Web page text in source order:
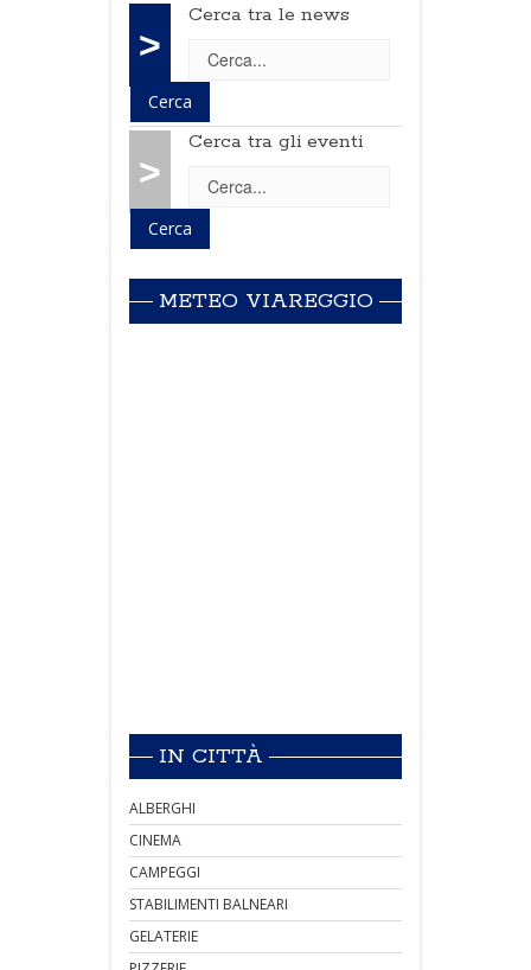
>
Cerca tra le news
>
Cerca tra gli eventi
METEO VIAREGGIO
IN CITTÀ
ALBERGHI
CINEMA
CAMPEGGI
STABILIMENTI BALNEARI
GELATERIE